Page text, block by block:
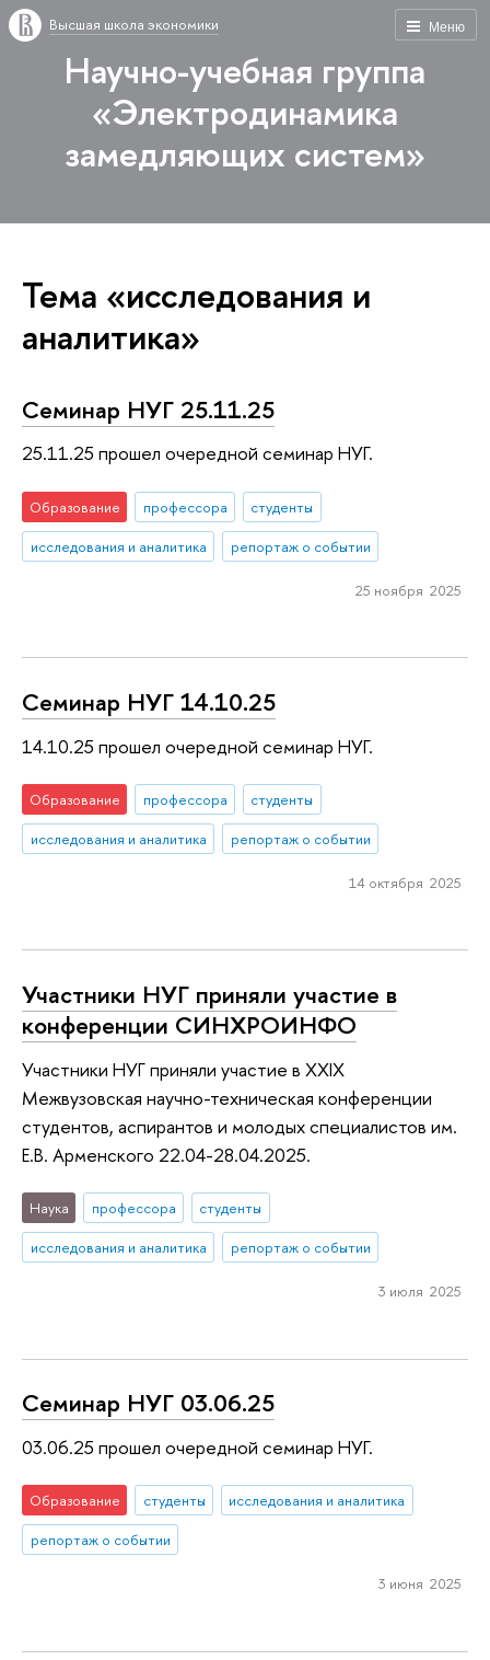
Меню
Высшая школа экономики
Научно-учебная группа
«Электродинамика
замедляющих систем»
Тема «исследования и
аналитика»
Семинар НУГ 25.11.25
25.11.25 прошел очередной семинар НУГ.
Образование профессора
студенты
исследования и аналитика
репортаж о событии
25 ноября 2025
Семинар НУГ 14.10.25
14.10.25 прошел очередной семинар НУГ.
Образование профессора
студенты
исследования и аналитика
репортаж о событии
14 октября 2025
Участники НУГ приняли участие в
конференции СИНХРОИНФО
Участники НУГ приняли участие в XXIX
Межвузовская научно-техническая конференции
студентов, аспирантов и молодых специалистов им.
Е.В. Арменского 22.04-28.04.2025.
Наука профессора
студенты
исследования и аналитика
репортаж о событии
3 июля 2025
Семинар НУГ 03.06.25
03.06.25 прошел очередной семинар НУГ.
Образование студенты
исследования и аналитика
репортаж о событии
3 июня 2025